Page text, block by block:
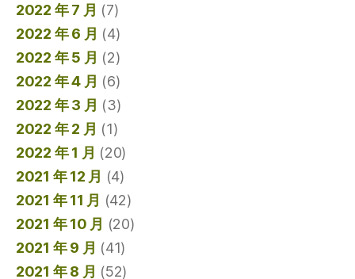
2022 年 7 月 (7)
2022 年 6 月 (4)
2022 年 5 月 (2)
2022 年 4 月 (6)
2022 年 3 月 (3)
2022 年 2 月 (1)
2022 年 1 月 (20)
2021 年 12 月 (4)
2021 年 11 月 (42)
2021 年 10 月 (20)
2021 年 9 月 (41)
2021 年 8 月 (52)